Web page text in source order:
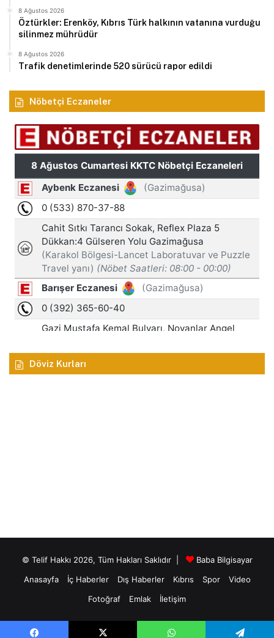
8 Ağustos 2026
Öztürkler: Erenköy, Kıbrıs Türk halkının vatanına vurduğu
silinmez mührüdür
8 Ağustos 2026
Trafik denetimlerinde 520 sürücü rapor edildi
Nöbetçi Eczaneler
Döviz Kurları
© Telif Hakkı 2026, Tüm Hakları Saklıdır |
Baba Bilgisayar
Anasayfa
İç Haberler Dış Haberler Kıbrıs Spor
Video
Fotoğraf
Emlak İletişim